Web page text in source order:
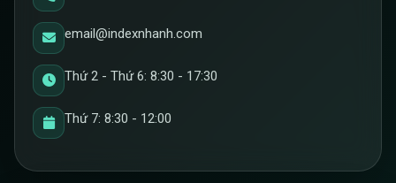
email@indexnhanh.com
Thứ 2 - Thứ 6: 8:30 - 17:30
Thứ 7: 8:30 - 12:00